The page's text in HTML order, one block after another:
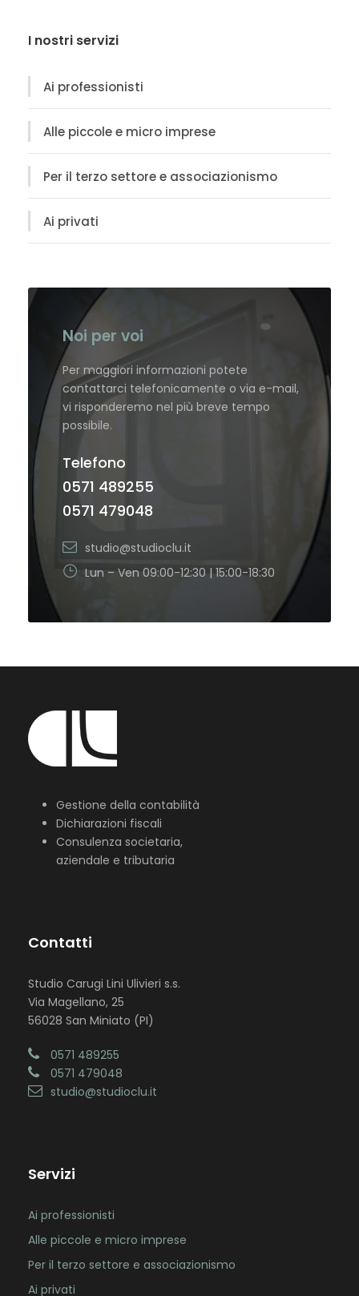
I nostri servizi
Ai professionisti
Alle piccole e micro imprese
Per il terzo settore e associazionismo
Ai privati
Noi per voi
Per maggiori informazioni potete
contattarci telefonicamente o via e-mail,
vi risponderemo nel più breve tempo
possibile.
Telefono
0571 489255
0571 479048
studio@studioclu.it
Lun – Ven 09:00-12:30 | 15:00-18:30
Gestione della contabilità
Dichiarazioni fiscali
Consulenza societaria,
aziendale e tributaria
Contatti
Studio Carugi Lini Ulivieri s.s.
Via Magellano, 25
56028 San Miniato (PI)
0571 489255
0571 479048
studio@studioclu.it
Servizi
Ai professionisti
Alle piccole e micro imprese
Per il terzo settore e associazionismo
Ai privati